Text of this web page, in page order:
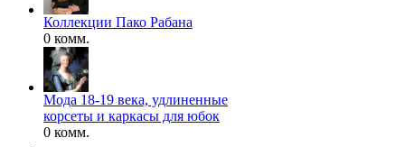
Коллекции Пако Рабана
0 комм.
Мода 18-19 века, удлиненные
корсеты и каркасы для юбок
0 комм.